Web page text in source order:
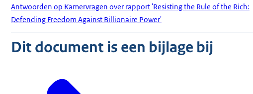
Antwoorden op Kamervragen over rapport 'Resisting the Rule of the Rich:
Defending Freedom Against Billionaire Power'
Dit document is een bijlage bij